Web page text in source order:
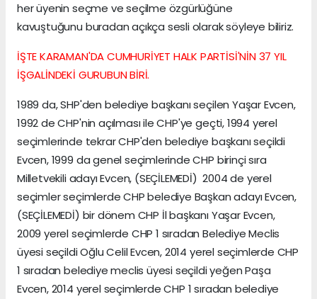
her üyenin seçme ve seçilme özgürlüğüne
kavuştuğunu buradan açıkça sesli olarak söyleye biliriz.
İŞTE KARAMAN'DA CUMHURİYET HALK PARTİSİ'NİN 37 YIL
İŞGALİNDEKİ GURUBUN BİRİ.
1989 da, SHP'den belediye başkanı seçilen Yaşar Evcen,
1992 de CHP'nin açılması ile CHP'ye geçti, 1994 yerel
seçimlerinde tekrar CHP'den belediye başkanı seçildi
Evcen, 1999 da genel seçimlerinde CHP birinçi sıra
Milletvekili adayı Evcen, (SEÇİLEMEDİ) 2004 de yerel
seçimler seçimlerde CHP belediye Başkan adayı Evcen,
(SEÇİLEMEDİ) bir dönem CHP İl başkanı Yaşar Evcen,
2009 yerel seçimlerde CHP 1 sıradan Belediye Meclis
üyesi seçildi Oğlu Celil Evcen, 2014 yerel seçimlerde CHP
1 sıradan belediye meclis üyesi seçildi yeğen Paşa
Evcen, 2014 yerel seçimlerde CHP 1 sıradan belediye